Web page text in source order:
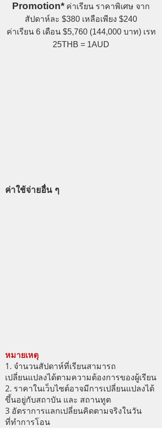
Promotion* ค่าเรียน ราคาพิเศษ จาก
สัปดาห์ละ $380 เหลือเพียง $240
ค่าเรียน 6 เดือน $5,760 (144,000 บาท) เรท
25THB = 1AUD
ค่าใช้จ่ายอื่น ๆ
หมายเหตุ
1. จํานวนสัปดาห์ที่เรียนสามารถ
เปลี่ยนแปลงได้ตามความต้องการของผู้เรียน
2. ราคาในเว็บไซต์อาจมีการเปลี่ยนแปลงได้
ขึ้นอยู่กับสถาบัน และ สถานทูต
3 อัตราการแลกเปลี่ยนคิดตามจริงในวัน
ที่ทำการโอน